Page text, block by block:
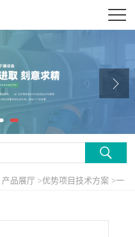
产品展厅 >优势项目技术方案 >一